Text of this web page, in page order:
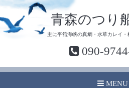
青森のつり
主に平舘海峡の真鯛・水草カレイ
090-
MENU